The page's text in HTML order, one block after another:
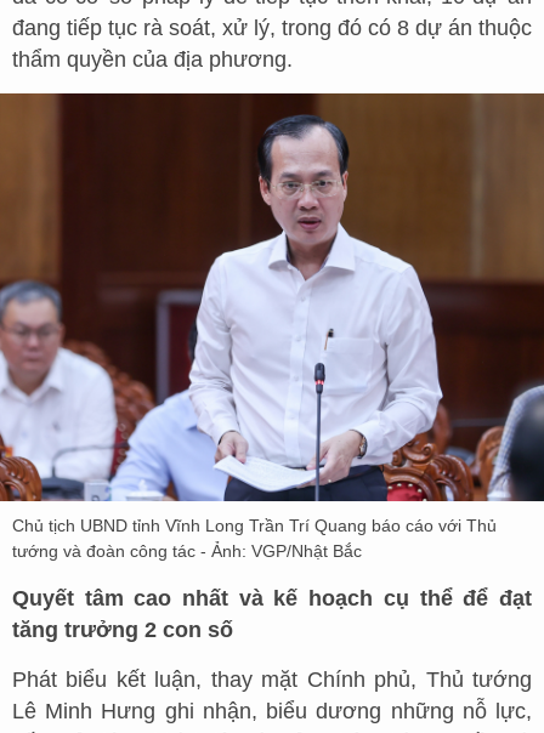
đang tiếp tục rà soát, xử lý, trong đó có 8 dự án thuộc
thẩm quyền của địa phương.
Chủ tịch UBND tỉnh Vĩnh Long Trần Trí Quang báo cáo với Thủ
tướng và đoàn công tác - Ảnh: VGP/Nhật Bắc
Quyết tâm cao nhất và kế hoạch cụ thể để đạt
tăng trưởng 2 con số
Phát biểu kết luận, thay mặt Chính phủ, Thủ tướng
Lê Minh Hưng ghi nhận, biểu dương những nỗ lực,